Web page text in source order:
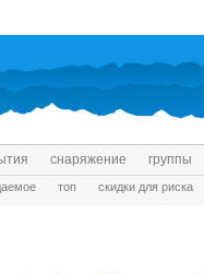
снаряжение группы
топ скидки для риска